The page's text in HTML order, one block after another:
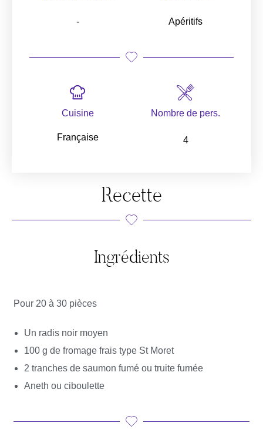
- Apéritifs
Cuisine
Française
Nombre de pers.
4
Recette
Ingrédients
Pour 20 à 30 pièces
Un radis noir moyen
100 g de fromage frais type St Moret
2 tranches de saumon fumé ou truite fumée
Aneth ou ciboulette